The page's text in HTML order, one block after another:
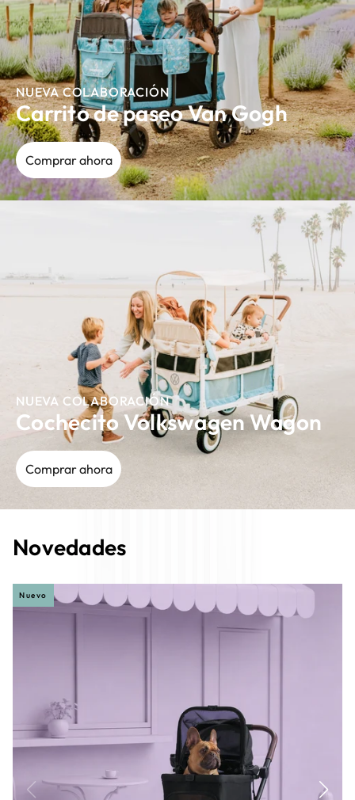
NUEVA COLABORACIÓN
Carrito de paseo Van Gogh
Comprar ahora
NUEVA COLABORACIÓN
Cochecito Volkswagen Wagon
Comprar ahora
Novedades
Nuevo